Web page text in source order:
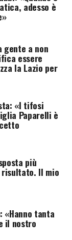
adesso è
a non
essere
la Lazio per
«I tifosi
Paparelli è
più
Il mio
«Hanno tanta
il nostro